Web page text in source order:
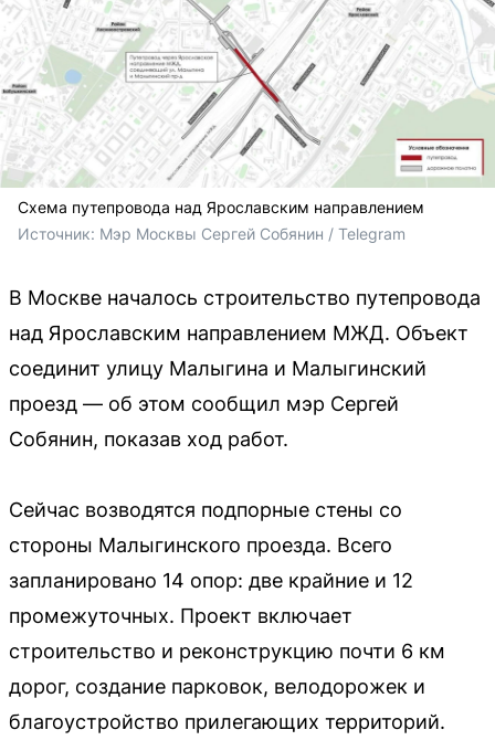
Схема путепровода над Ярославским направлением
Источник: Мэр Москвы Сергей Собянин / Telegram
В Москве началось строительство путепровода
над Ярославским направлением МЖД. Объект
соединит улицу Малыгина и Малыгинский
проезд — об этом сообщил мэр Сергей
Собянин, показав ход работ.
Сейчас возводятся подпорные стены со
стороны Малыгинского проезда. Всего
запланировано 14 опор: две крайние и 12
промежуточных. Проект включает
строительство и реконструкцию почти 6 км
дорог, создание парковок, велодорожек и
благоустройство прилегающих территорий.